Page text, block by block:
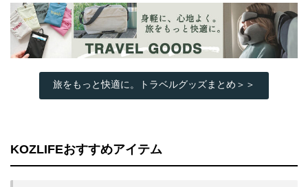
旅をもっと快適に。トラベルグッズまとめ＞＞
KOZLIFEおすすめアイテム